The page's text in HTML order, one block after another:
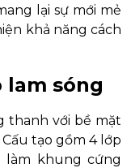
lại sự mới mẻ
khả năng cách
lam sóng
thanh với bề mặt
tạo gồm 4 lớp
làm khung cứng